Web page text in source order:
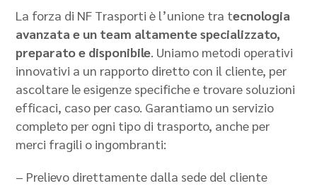
La forza di NF Trasporti è l’unione tra tecnologia
avanzata e un team altamente specializzato,
preparato e disponibile. Uniamo metodi operativi
innovativi a un rapporto diretto con il cliente, per
ascoltare le esigenze specifiche e trovare soluzioni
efficaci, caso per caso. Garantiamo un servizio
completo per ogni tipo di trasporto, anche per
merci fragili o ingombranti:
– Prelievo direttamente dalla sede del cliente